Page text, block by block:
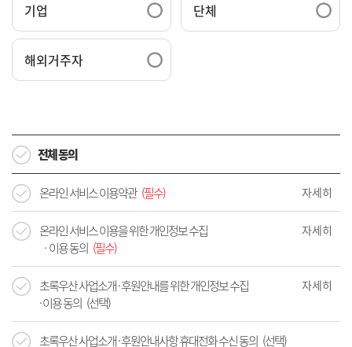
기업 단체
해외거주자
전체 동의
온라인 서비스 이용약관 (필수) 자세히
온라인 서비스 이용을 위한 개인정보 수집
ㆍ이용 동의 (필수)
자세히
초록우산 사업소개 · 후원안내를 위한 개인정보 수집
· 이용 동의 (선택)
자세히
초록우산 사업소개 · 후원안내사항 휴대전화 수신 동의 (선택)